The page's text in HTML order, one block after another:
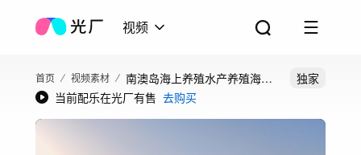
视频
首页 视频素材
南澳岛海上养殖水产养殖海洋
牧场
独家
当前配乐在光厂有售 去购买